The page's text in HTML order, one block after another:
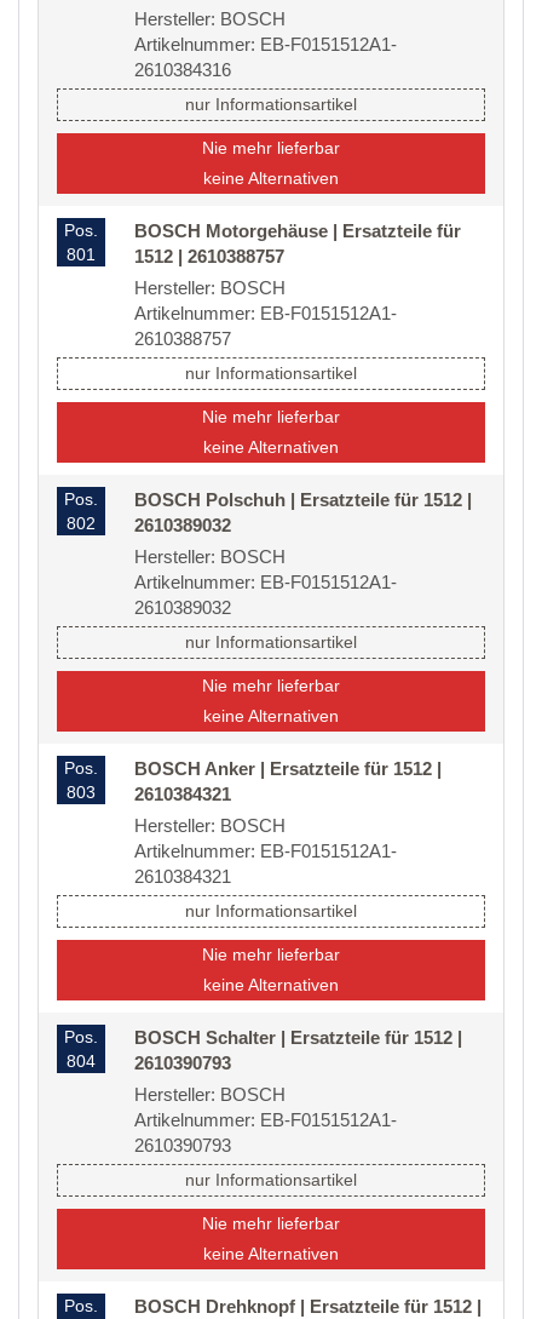
Hersteller: BOSCH
Artikelnummer: EB-F0151512A1-
2610384316
nur Informationsartikel
Nie mehr lieferbar
keine Alternativen
Pos.
801
BOSCH Motorgehäuse | Ersatzteile für
1512 | 2610388757
Hersteller: BOSCH
Artikelnummer: EB-F0151512A1-
2610388757
nur Informationsartikel
Nie mehr lieferbar
keine Alternativen
Pos.
802
BOSCH Polschuh | Ersatzteile für 1512 |
2610389032
Hersteller: BOSCH
Artikelnummer: EB-F0151512A1-
2610389032
nur Informationsartikel
Nie mehr lieferbar
keine Alternativen
Pos.
803
BOSCH Anker | Ersatzteile für 1512 |
2610384321
Hersteller: BOSCH
Artikelnummer: EB-F0151512A1-
2610384321
nur Informationsartikel
Nie mehr lieferbar
keine Alternativen
Pos.
804
BOSCH Schalter | Ersatzteile für 1512 |
2610390793
Hersteller: BOSCH
Artikelnummer: EB-F0151512A1-
2610390793
nur Informationsartikel
Nie mehr lieferbar
keine Alternativen
Pos.
BOSCH Drehknopf | Ersatzteile für 1512 |